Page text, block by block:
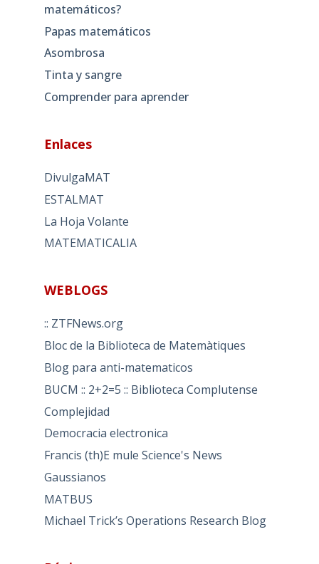
matemáticos?
Papas matemáticos
Asombrosa
Tinta y sangre
Comprender para aprender
Enlaces
DivulgaMAT
ESTALMAT
La Hoja Volante
MATEMATICALIA
WEBLOGS
:: ZTFNews.org
Bloc de la Biblioteca de Matemàtiques
Blog para anti-matematicos
BUCM :: 2+2=5 :: Biblioteca Complutense
Complejidad
Democracia electronica
Francis (th)E mule Science's News
Gaussianos
MATBUS
Michael Trick’s Operations Research Blog